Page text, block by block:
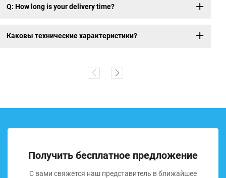
Q: How long is your delivery time?
Каковы технические характеристики?
Получить бесплатное предложение
С вами свяжется наш представитель в ближайшее